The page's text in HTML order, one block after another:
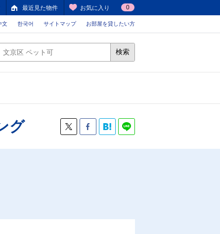
最近見た物件 お気に入り 0
文 한국어 サイトマップ お部屋を貸したい方
検索
グ